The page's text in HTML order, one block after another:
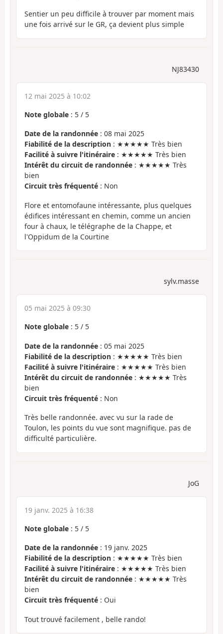
Sentier un peu difficile à trouver par moment mais
une fois arrivé sur le GR, ça devient plus simple
NJ83430
12 mai 2025 à 10:02
Note globale : 5 / 5
Date de la randonnée : 08 mai 2025
Fiabilité de la description : ★★★★★ Très bien
Facilité à suivre l'itinéraire : ★★★★★ Très bien
Intérêt du circuit de randonnée : ★★★★★ Très
bien
Circuit très fréquenté : Non
Flore et entomofaune intéressante, plus quelques
édifices intéressant en chemin, comme un ancien
four à chaux, le télégraphe de la Chappe, et
l'Oppidum de la Courtine
sylv.masse
05 mai 2025 à 09:30
Note globale : 5 / 5
Date de la randonnée : 05 mai 2025
Fiabilité de la description : ★★★★★ Très bien
Facilité à suivre l'itinéraire : ★★★★★ Très bien
Intérêt du circuit de randonnée : ★★★★★ Très
bien
Circuit très fréquenté : Non
Très belle randonnée. avec vu sur la rade de
Toulon, les points du vue sont magnifique. pas de
difficulté particulière.
JoG
19 janv. 2025 à 16:38
Note globale : 5 / 5
Date de la randonnée : 19 janv. 2025
Fiabilité de la description : ★★★★★ Très bien
Facilité à suivre l'itinéraire : ★★★★★ Très bien
Intérêt du circuit de randonnée : ★★★★★ Très
bien
Circuit très fréquenté : Oui
Tout trouvé facilement , belle rando!